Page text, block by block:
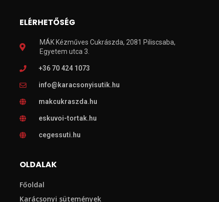
ELÉRHETŐSÉG
MÁK Kézműves Cukrászda, 2081 Piliscsaba,
Egyetem utca 3.
+36 70 424 1073
info@karacsonyisutik.hu
makcukraszda.hu
eskuvoi-tortak.hu
cegessuti.hu
OLDALAK
Főoldal
Karácsonyi sütemények